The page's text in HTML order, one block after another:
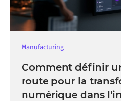
Manufacturing
Comment définir
route pour la
numérique dans